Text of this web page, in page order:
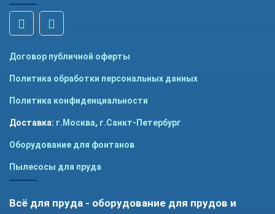
Договор публичной оферты
Политика обработки персональных данных
Политика конфиденциальности
Доставка: г.Москва, г.Санкт-Петербург
Оборудование для фонтанов
Пылесосы для пруда
Всё для пруда - оборудование для прудов и